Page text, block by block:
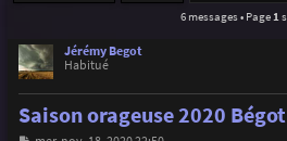
6 messages • Page 1
Jérémy Begot
Habitué
Saison orageuse 2020